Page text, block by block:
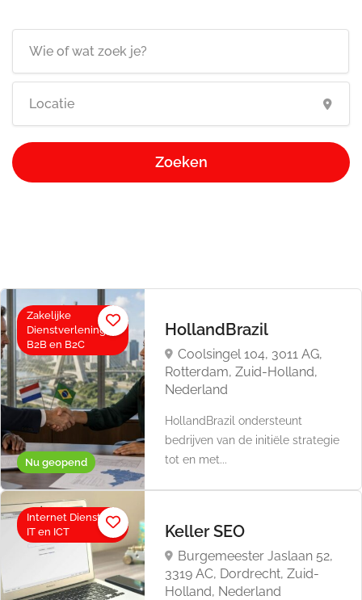
Zoeken
Nu geopend
Zakelijke
Dienstverlening,
B2B en B2C
HollandBrazil
Coolsingel 104, 3011 AG,
Rotterdam, Zuid-Holland,
Nederland
HollandBrazil ondersteunt
bedrijven van de initiële strategie
tot en met...
Internet Diensten,
IT en ICT
Keller SEO
Burgemeester Jaslaan 52,
3319 AC, Dordrecht, Zuid-
Holland, Nederland